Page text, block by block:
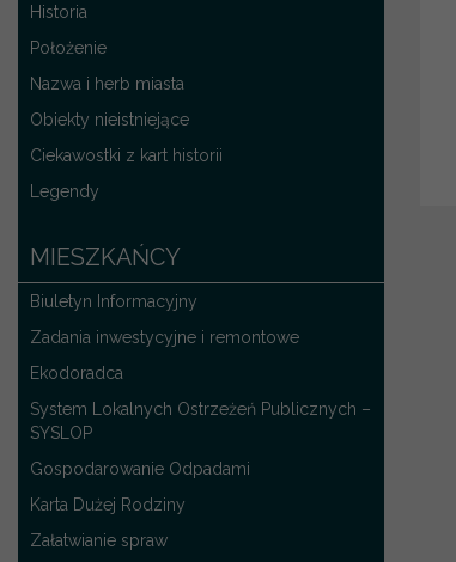
Historia
Położenie
Nazwa i herb miasta
Obiekty nieistniejące
Ciekawostki z kart historii
Legendy
MIESZKAŃCY
Biuletyn Informacyjny
Zadania inwestycyjne i remontowe
Ekodoradca
System Lokalnych Ostrzeżeń Publicznych –
SYSLOP
Gospodarowanie Odpadami
Karta Dużej Rodziny
Załatwianie spraw